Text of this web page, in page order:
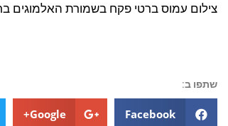
צילום עמוס ברטי פקח בשמורת האלמוגים
שתפו ב:
Facebook
Google+